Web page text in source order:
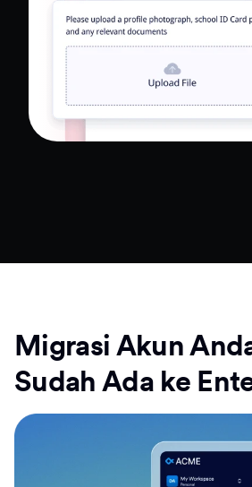
Baca Studi Kasus
Migrasi Akun
Sudah Ada ke